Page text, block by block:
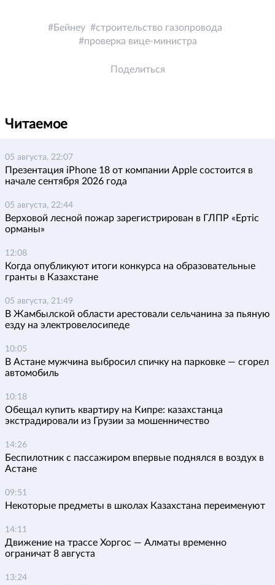
Бейнеу
строительство газопровода
проверка вице-министра
Поделиться
Читаемое
05 августа, 22:07
Презентация iPhone 18 от компании Apple состоится в
начале сентября 2026 года
05 августа, 22:44
Верховой лесной пожар зарегистрирован в ГЛПР «Ертіс
орманы»
12:08
Когда опубликуют итоги конкурса на образовательные
гранты в Казахстане
05 августа, 21:49
В Жамбылской области арестовали сельчанина за пьяную
езду на электровелосипеде
10:05
В Астане мужчина выбросил спичку на парковке — сгорел
автомобиль
10:18
Обещал купить квартиру на Кипре: казахстанца
экстрадировали из Грузии за мошенничество
14:26
Беспилотник с пассажиром впервые поднялся в воздух в
Астане
09:51
Некоторые предметы в школах Казахстана переименуют
14:11
Движение на трассе Хоргос — Алматы временно
ограничат 8 августа
13:24